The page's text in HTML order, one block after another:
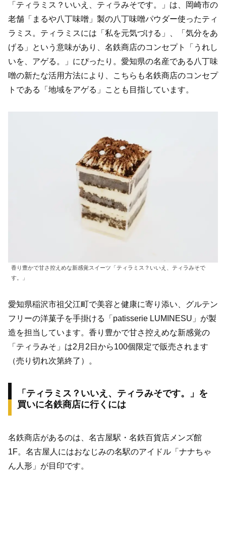
「ティラミス？いいえ、ティラみそです。」は、岡崎市の
老舗「まるや八丁味噌」製の八丁味噌パウダー使ったティ
ラミス。ティラミスには「私を元気づける」、「気分をあ
げる」という意味があり、名鉄商店のコンセプト「うれし
いを、アゲる。」にぴったり。愛知県の名産である八丁味
噌の新たな活用方法により、こちらも名鉄商店のコンセプ
トである「地域をアゲる」ことも目指しています。
香り豊かで甘さ控えめな新感覚スイーツ「ティラミス？いいえ、ティラみそで
す。」
愛知県稲沢市祖父江町で美容と健康に寄り添い、グルテン
フリーの洋菓子を手掛ける「patisserie LUMINESU」が製
造を担当しています。香り豊かで甘さ控えめな新感覚の
「ティラみそ」は2月2日から100個限定で販売されます
（売り切れ次第終了）。
「ティラミス？いいえ、ティラみそです。」を
買いに名鉄商店に行くには
名鉄商店があるのは、名古屋駅・名鉄百貨店メンズ館
1F。名古屋人にはおなじみの名駅のアイドル「ナナちゃ
ん人形」が目印です。